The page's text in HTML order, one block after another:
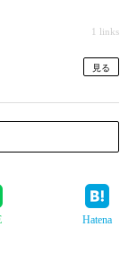
1 links
見る
Hatena